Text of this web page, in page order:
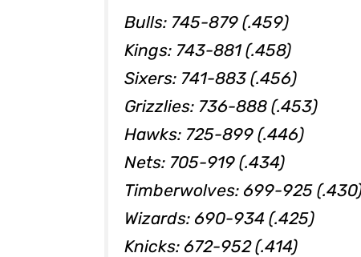
Bulls: 745-879 (.459)
Kings: 743-881 (.458)
Sixers: 741-883 (.456)
Grizzlies: 736-888 (.453)
Hawks: 725-899 (.446)
Nets: 705-919 (.434)
Timberwolves: 699-925
Wizards: 690-934 (.425)
Knicks: 672-952 (.414)